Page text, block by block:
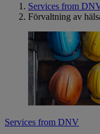
Services from
Förvaltning av
Services from DNV